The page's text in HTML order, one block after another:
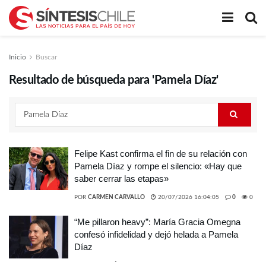
Inicio Buscar
Resultado de búsqueda para 'Pamela Díaz'
Felipe Kast confirma el fin de su relación con
Pamela Díaz y rompe el silencio: «Hay que
saber cerrar las etapas»
POR CARMEN CARVALLO 20/07/2026 16:04:05 0 0
“Me pillaron heavy”: María Gracia Omegna
confesó infidelidad y dejó helada a Pamela
Díaz